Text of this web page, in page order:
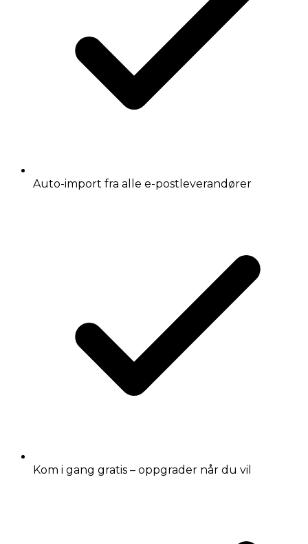
Auto-import fra alle e-postleverandører
Kom i gang gratis – oppgrader når du vil